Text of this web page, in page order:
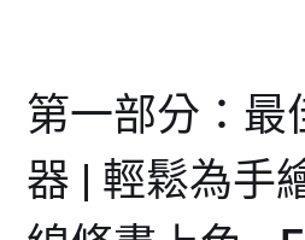
第一部分：最
器 | 輕鬆為手